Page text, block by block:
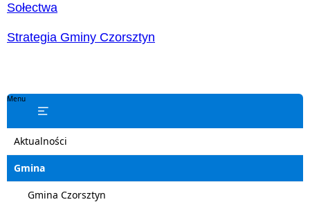
Sołectwa
Strategia Gminy Czorsztyn
Menu
Aktualności
Gmina
Gmina Czorsztyn